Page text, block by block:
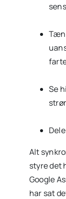
Se
Alt
styre det
Google
har sat